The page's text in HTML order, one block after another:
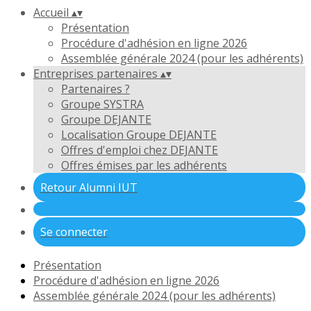
Accueil ▴▾
Présentation
Procédure d'adhésion en ligne 2026
Assemblée générale 2024 (pour les adhérents)
Entreprises partenaires ▴▾
Partenaires ?
Groupe SYSTRA
Groupe DEJANTE
Localisation Groupe DEJANTE
Offres d'emploi chez DEJANTE
Offres émises par les adhérents
Retour Alumni IUT
Se connecter
Présentation
Procédure d'adhésion en ligne 2026
Assemblée générale 2024 (pour les adhérents)